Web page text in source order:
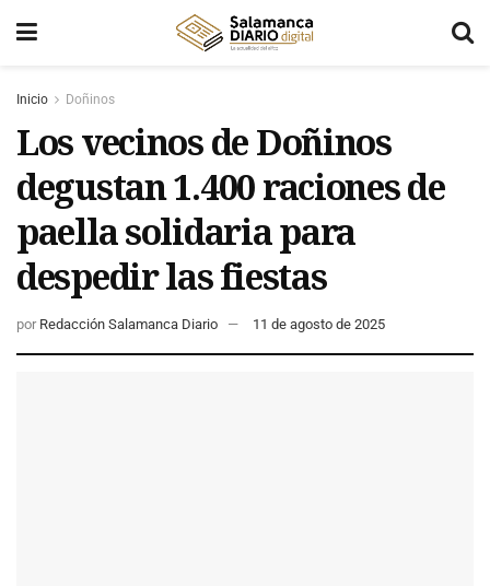
Inicio Doñinos
Los vecinos de Doñinos
degustan 1.400 raciones de
paella solidaria para
despedir las fiestas
por Redacción Salamanca Diario 11 de agosto de 2025